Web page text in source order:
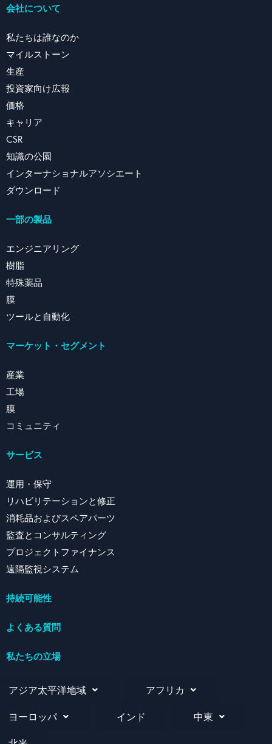
会社について
私たちは誰なのか
マイルストーン
生産
投資家向け広報
価格
キャリア
CSR
知識の公園
インターナショナルアソシエート
ダウンロード
一部の製品
エンジニアリング
樹脂
特殊薬品
膜
ツールと自動化
マーケット・セグメント
産業
工場
膜
コミュニティ
サービス
運用・保守
リハビリテーションと修正
消耗品およびスペアパーツ
監査とコンサルティング
プロジェクトファイナンス
遠隔監視システム
持続可能性
よくある質問
私たちの立場
アジア太平洋地域 アフリカ
ヨーロッパ インド 中東